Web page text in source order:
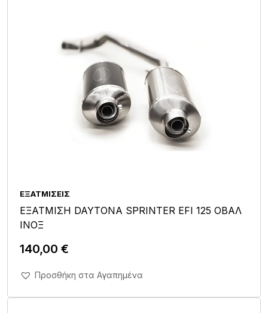
ΕΞΑΤΜΊΣΕΙΣ
ΕΞΑΤΜΙΣΗ DAYTONA SPRINTER EFI 125 ΟΒΑΛ
ΙΝΟΞ
140,00 €
Άμεση Αγορά Σε 1'
Προσθήκη στα Αγαπημένα